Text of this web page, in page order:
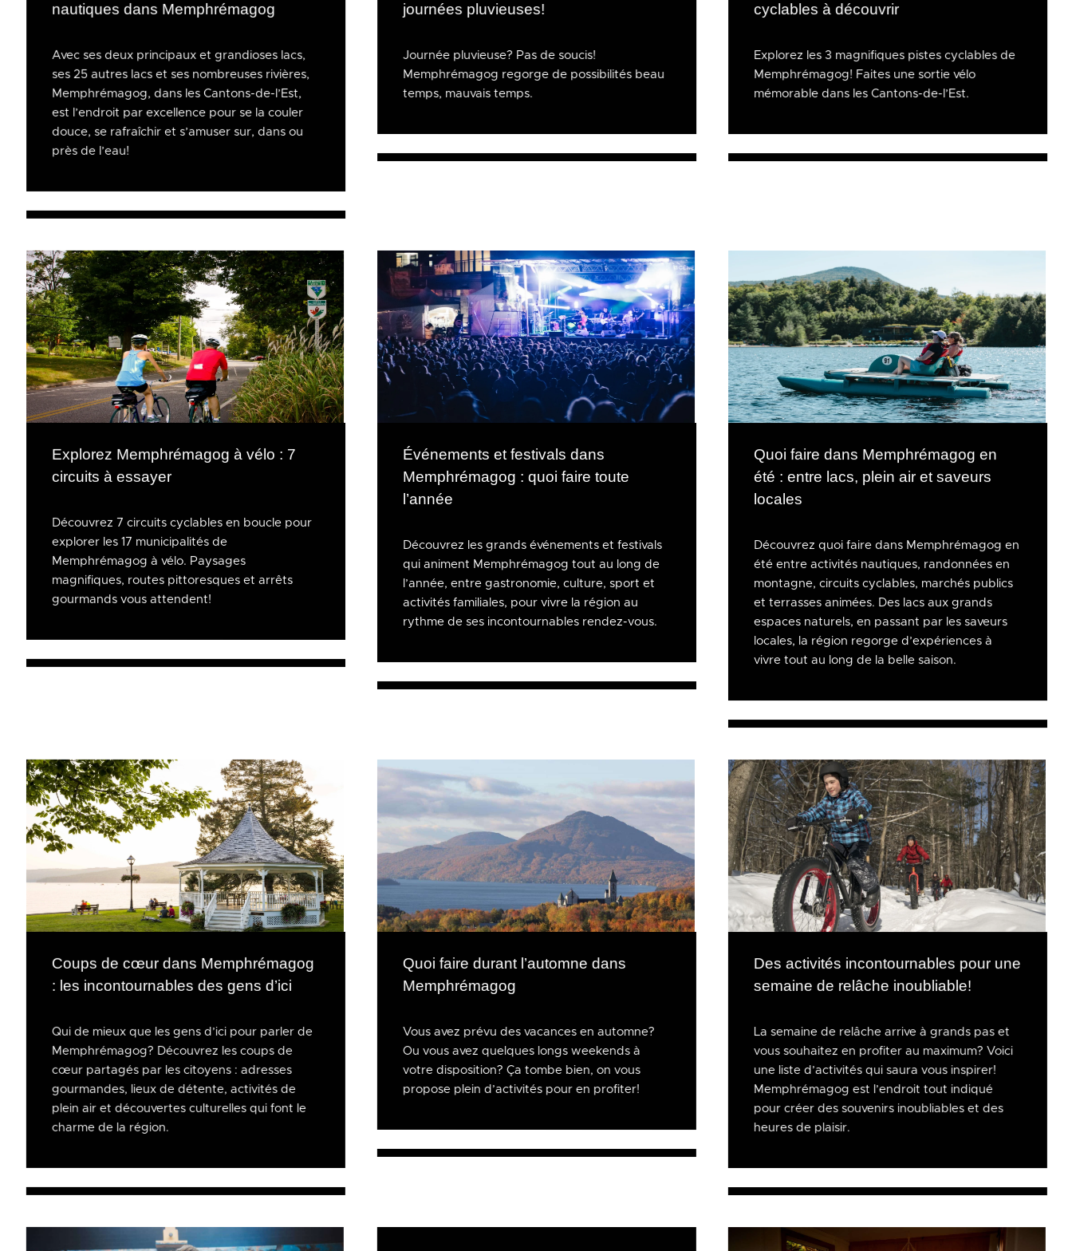
nautiques dans Memphrémagog
Avec ses deux principaux et grandioses lacs,
ses 25 autres lacs et ses nombreuses rivières,
Memphrémagog, dans les Cantons-de-l’Est,
est l’endroit par excellence pour se la couler
douce, se rafraîchir et s’amuser sur, dans ou
près de l’eau!
journées pluvieuses!
Journée pluvieuse? Pas de soucis!
Memphrémagog regorge de possibilités beau
temps, mauvais temps.
cyclables à découvrir
Explorez les 3 magnifiques pistes cyclables de
Memphrémagog! Faites une sortie vélo
mémorable dans les Cantons-de-l’Est.
Explorez Memphrémagog à vélo : 7
circuits à essayer
Découvrez 7 circuits cyclables en boucle pour
explorer les 17 municipalités de
Memphrémagog à vélo. Paysages
magnifiques, routes pittoresques et arrêts
gourmands vous attendent!
Événements et festivals dans
Memphrémagog : quoi faire toute
l’année
Découvrez les grands événements et festivals
qui animent Memphrémagog tout au long de
l’année, entre gastronomie, culture, sport et
activités familiales, pour vivre la région au
rythme de ses incontournables rendez-vous.
Quoi faire dans Memphrémagog en
été : entre lacs, plein air et saveurs
locales
Découvrez quoi faire dans Memphrémagog en
été entre activités nautiques, randonnées en
montagne, circuits cyclables, marchés publics
et terrasses animées. Des lacs aux grands
espaces naturels, en passant par les saveurs
locales, la région regorge d’expériences à
vivre tout au long de la belle saison.
Coups de cœur dans Memphrémagog
: les incontournables des gens d’ici
Qui de mieux que les gens d’ici pour parler de
Memphrémagog? Découvrez les coups de
cœur partagés par les citoyens : adresses
gourmandes, lieux de détente, activités de
plein air et découvertes culturelles qui font le
charme de la région.
Quoi faire durant l’automne dans
Memphrémagog
Vous avez prévu des vacances en automne?
Ou vous avez quelques longs weekends à
votre disposition? Ça tombe bien, on vous
propose plein d’activités pour en profiter!
Des activités incontournables pour une
semaine de relâche inoubliable!
La semaine de relâche arrive à grands pas et
vous souhaitez en profiter au maximum? Voici
une liste d’activités qui saura vous inspirer!
Memphrémagog est l’endroit tout indiqué
pour créer des souvenirs inoubliables et des
heures de plaisir.